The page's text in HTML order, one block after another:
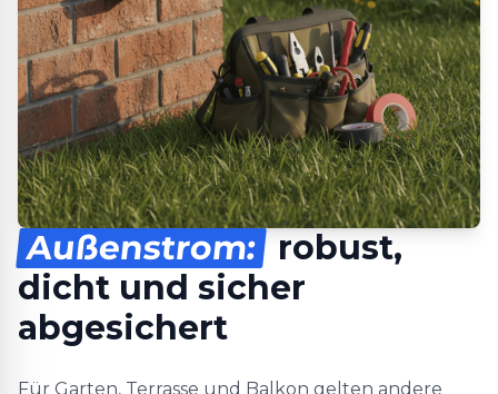
Außenstrom: robust,
dicht und sicher
abgesichert
Für Garten, Terrasse und Balkon gelten andere